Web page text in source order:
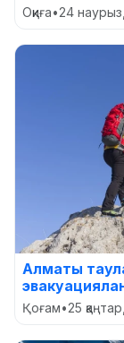
Оқиға•24
Алматы
Қоғам•25